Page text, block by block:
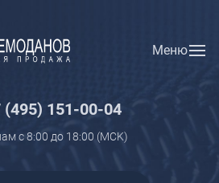
Меню
(495) 151-00-04
с 8:00 до 18:00 (МCK)
Регистрация